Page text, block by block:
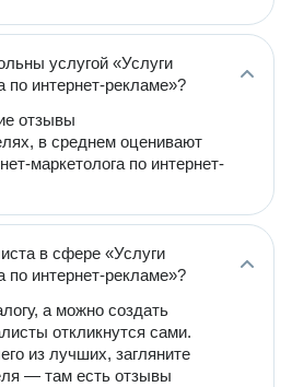
услугой «Услуги
по интернет-рекламе»?
отзывы
в среднем оценивают
маркетолога по интернет-
в сфере «Услуги
по интернет-рекламе»?
а можно создать
откликнутся сами.
из лучших, загляните
— там есть отзывы